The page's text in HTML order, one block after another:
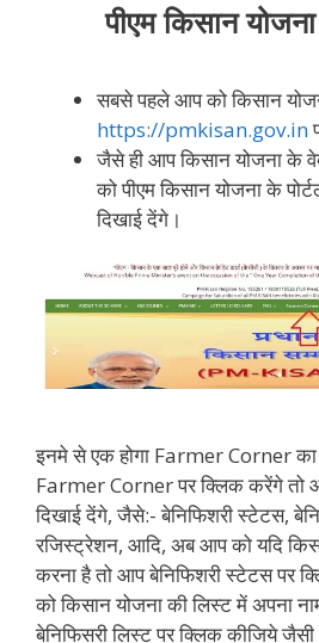
पीएम किसान
सबसे पहले आप को किसान
https://pmkisan.gov.in
जैसे ही आप किसान योजना के
को पीएम किसान योजना के
दिखाई देंगे।
इनमे से एक होगा Farmer Corner
Farmer Corner पर क्लिक करेंगे
दिखाई देंगे, जैसे:- बेनिफिशरी स्टेटस,
रजिस्ट्रेशन, आदि, अब आप को यदि
करना है तो आप बेनिफिशरी स्टेटस पर
को किसान योजना की लिस्ट में अपना
बेनिफिसरी लिस्ट पर क्लिक कीजिये